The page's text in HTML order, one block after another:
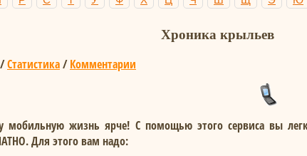
Хроника крыльев
/Статистика/Комментарии
мобильную жизнь ярче! С помощью этого сервиса вы
. Для этого вам надо: